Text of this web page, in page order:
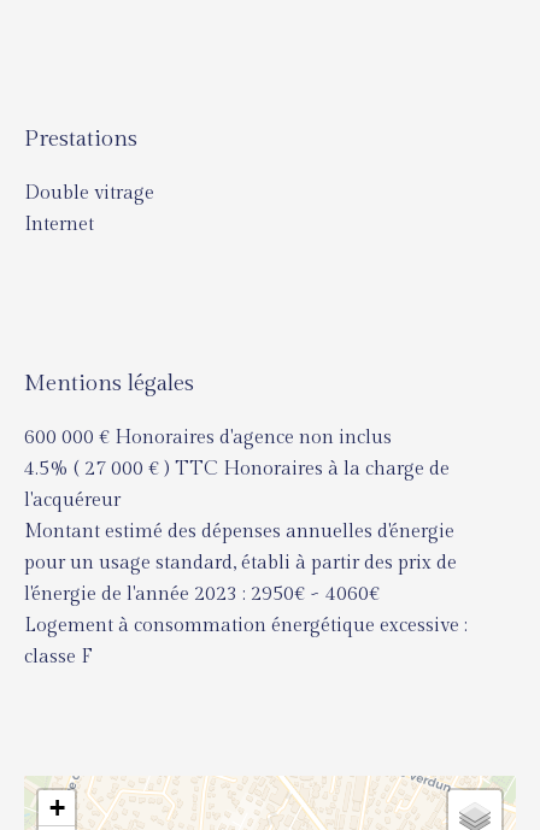
Prestations
Double vitrage
Internet
Mentions légales
600 000 € Honoraires d'agence non inclus
4.5% ( 27 000 € ) TTC Honoraires à la charge de
l'acquéreur
Montant estimé des dépenses annuelles d'énergie
pour un usage standard, établi à partir des prix de
l'énergie de l'année 2023 : 2950€ ~ 4060€
Logement à consommation énergétique excessive :
classe F
+